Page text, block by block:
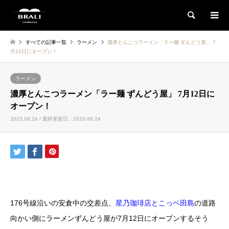
検索
すべての記事一覧 ラーメン
濃厚とんこつラーメン「ラー麺 ずんどう屋」 7
月12日にオープン！
ラーメン
濃厚とんこつラーメン「ラー麺 ずんどう屋」 7月12日に
オープン！
2023.06.24 / 最終更新日：2023.06.24
176号線沿いの安倉中の交差点、 星乃珈琲店とこっペ田島の道路
向かい側にラーメンずんどう屋が7月12日にオープンするそう